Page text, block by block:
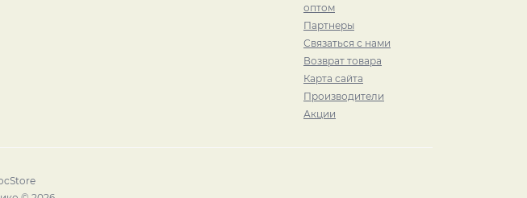
оптом
Партнеры
Связаться с нами
Возврат товара
Карта сайта
Производители
Акции